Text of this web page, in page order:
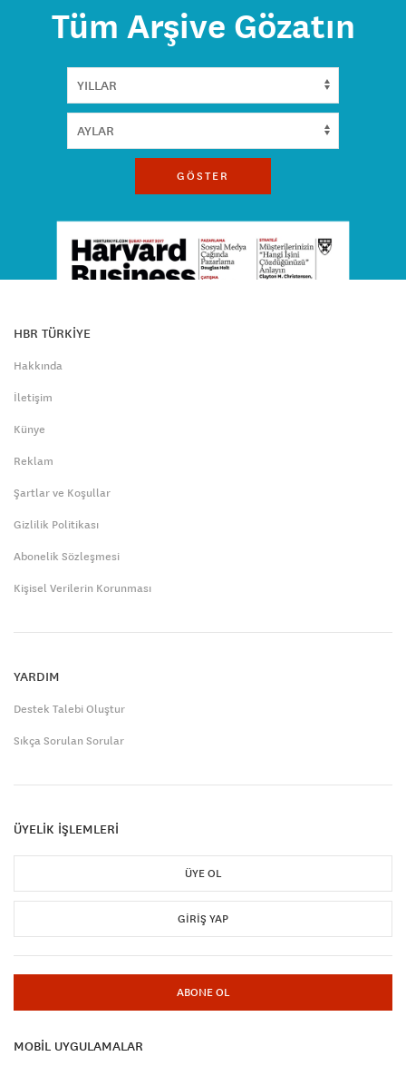
Tüm Arşive Gözatın
GÖSTER
HBR TÜRKİYE
Hakkında
İletişim
Künye
Reklam
Şartlar ve Koşullar
Gizlilik Politikası
Abonelik Sözleşmesi
Kişisel Verilerin Korunması
YARDIM
Destek Talebi Oluştur
Sıkça Sorulan Sorular
ÜYELİK İŞLEMLERİ
ÜYE OL
GIRIŞ YAP
ABONE OL
MOBİL UYGULAMALAR